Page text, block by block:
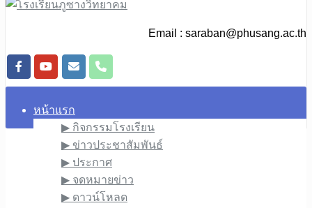
Email : saraban@phusang.ac.th
หน้าแรก
▶︎ กิจกรรมโรงเรียน
▶︎ ข่าวประชาสัมพันธ์
▶︎ ประกาศ
▶︎ จดหมายข่าว
▶︎ ดาวน์โหลด